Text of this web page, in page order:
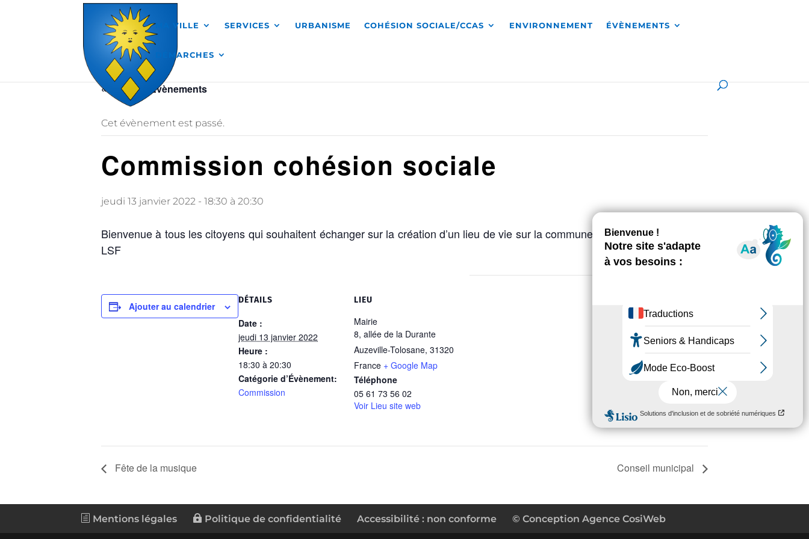
MA VILLE SERVICES URBANISME COHÉSION SOCIALE/CCAS ENVIRONNEMENT ÉVÈNEMENTS
DÉMARCHES
« Tous les Évènements
Cet évènement est passé.
Commission cohésion sociale
jeudi 13 janvier 2022 - 18:30 à 20:30
Bienvenue à tous les citoyens qui souhaitent échanger sur la création d’un lieu de vie sur la commune. Présence d’interprètes
LSF
Ajouter au calendrier
DÉTAILS
Date :
jeudi 13 janvier 2022
Heure :
18:30 à 20:30
Catégorie d’Évènement:
Commission
LIEU
Mairie
8, allée de la Durante
Auzeville-Tolosane, 31320
France + Google Map
Téléphone
05 61 73 56 02
Voir Lieu site web
Fête de la musique Conseil municipal
Mentions légales Politique de confidentialité Accessibilité : non conforme © Conception Agence CosiWeb